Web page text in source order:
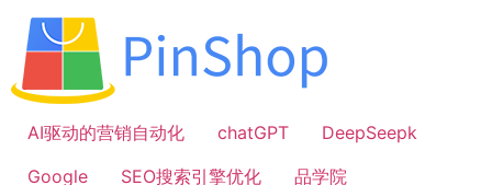
容
AI驱动的营销自动化
chatGPT
DeepSeepk
Google
SEO搜索引擎优化
品学院